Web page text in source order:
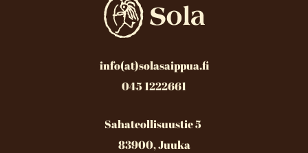
info(at)solasaippua.fi
045 1222661
Sahateollisuustie 5
83900, Juuka